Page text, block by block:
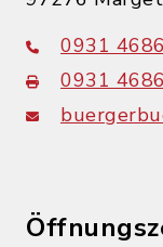
0931
0931